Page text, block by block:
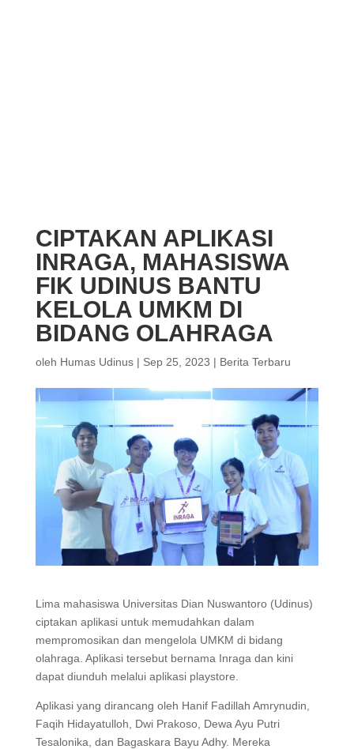
CIPTAKAN APLIKASI
INRAGA, MAHASISWA
FIK UDINUS BANTU
KELOLA UMKM DI
BIDANG OLAHRAGA
oleh Humas Udinus| Sep 25, 2023 | Berita Terbaru
Lima mahasiswa Universitas Dian Nuswantoro (Udinus)
ciptakan aplikasi untuk memudahkan dalam
mempromosikan dan mengelola UMKM di bidang
olahraga. Aplikasi tersebut bernama Inraga dan kini
dapat diunduh melalui aplikasi playstore.
Aplikasi yang dirancang oleh Hanif Fadillah Amrynudin,
Faqih Hidayatulloh, Dwi Prakoso, Dewa Ayu Putri
Tesalonika, dan Bagaskara Bayu Adhy. Mereka